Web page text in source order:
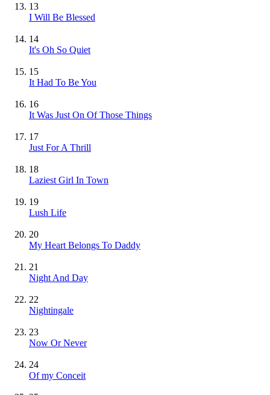
13
I Will Be Blessed
14
It's Oh So Quiet
15
It Had To Be You
16
It Was Just On Of Those Things
17
Just For A Thrill
18
Laziest Girl In Town
19
Lush Life
20
My Heart Belongs To Daddy
21
Night And Day
22
Nightingale
23
Now Or Never
24
Of my Conceit